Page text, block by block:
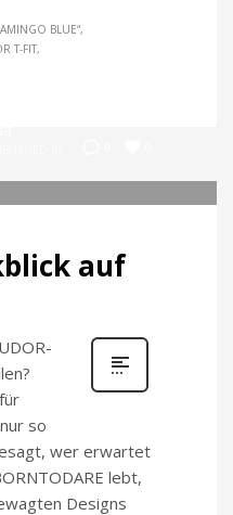
BLUE“
T-FIT
auf
so
wer erwartet
lebt,
Designs